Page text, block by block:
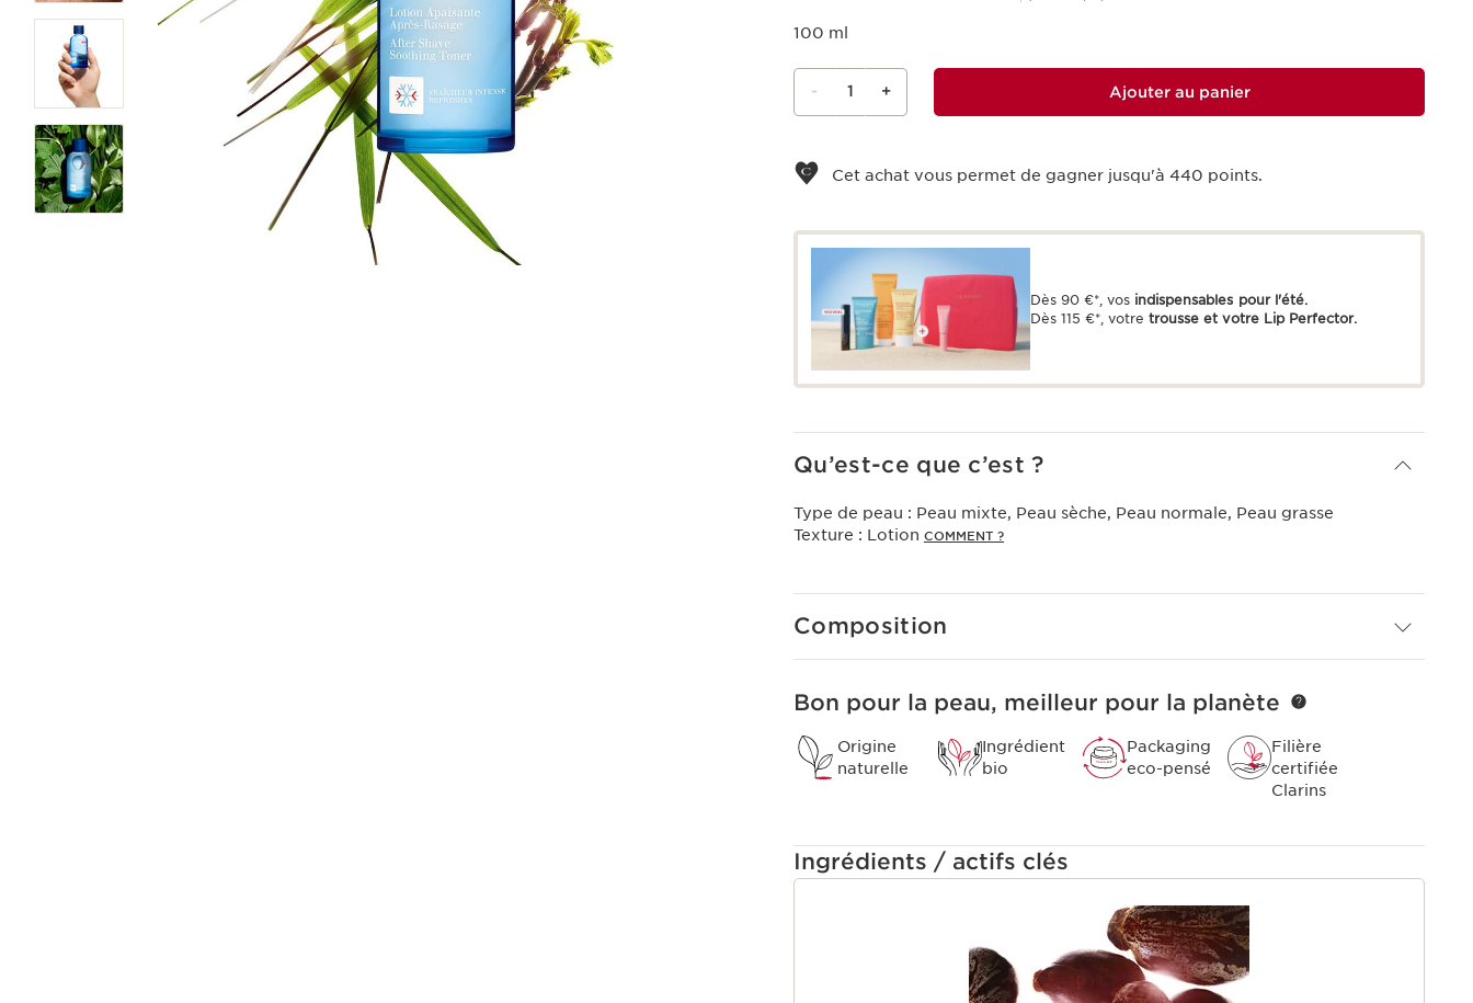
100 ml
- 1 + Ajouter au panier
Cet achat vous permet de gagner jusqu'à 440 points.
Dès 90 €*, vos indispensables pour l'été.
Dès 115 €*, votre trousse et votre Lip Perfector.
Qu’est-ce que c’est ?
Type de peau : Peau mixte, Peau sèche, Peau normale, Peau grasse
Texture : Lotion COMMENT ?
Composition
Bon pour la peau, meilleur pour la planète
Origine
naturelle
Ingrédient
bio
Packaging
eco-pensé
Filière
certifiée
Clarins
Ingrédients / actifs clés